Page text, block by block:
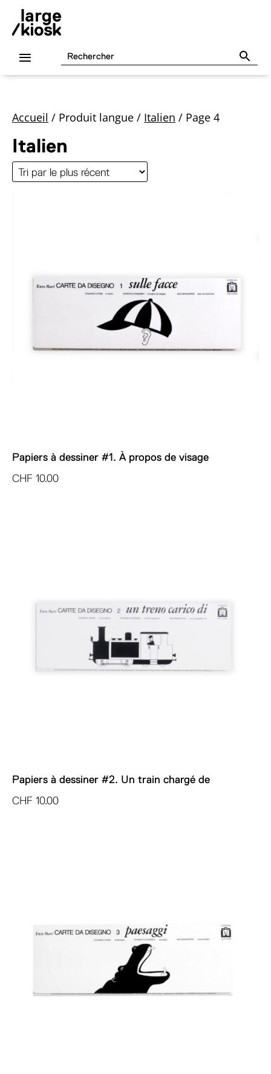
Accueil / Produit langue / Italien / Page 4
Italien
Papiers à dessiner #1. À propos de visage
CHF 10.00
Papiers à dessiner #2. Un train chargé de
CHF 10.00